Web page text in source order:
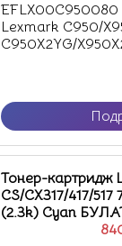
EFLX00C950080
Lexmark C950/
C950X2YG/
Тонер-картридж
CS/CX317/417/
(2.3k) Cyan